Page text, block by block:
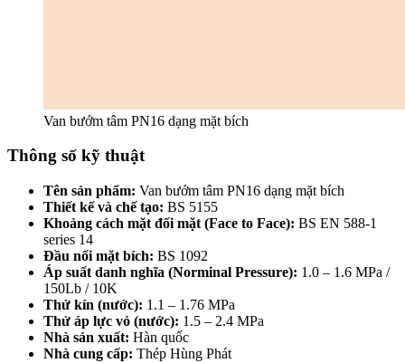
Van bướm tâm PN16 dạng mặt bích
Thông số kỹ thuật
Tên sản phẩm: Van bướm tâm PN16 dạng mặt bích
Thiết kế và chế tạo: BS 5155
Khoảng cách mặt đối mặt (Face to Face): BS EN 588-1
series 14
Đầu nối mặt bích: BS 1092
Áp suất danh nghĩa (Norminal Pressure): 1.0 – 1.6 MPa /
150Lb / 10K
Thử kín (nước): 1.1 – 1.76 MPa
Thử áp lực vỏ (nước): 1.5 – 2.4 MPa
Nhà sản xuất: Hàn quốc
Nhà cung cấp: Thép Hùng Phát